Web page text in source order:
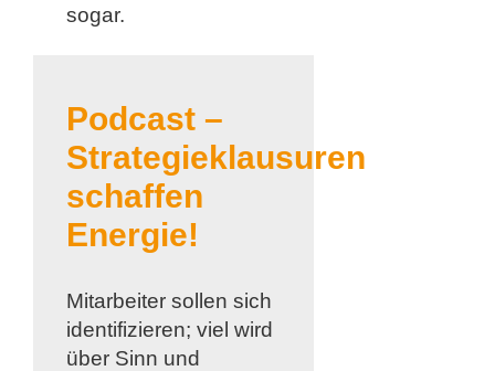
sogar.
Podcast –
Strategieklausuren
schaffen
Energie!
Mitarbeiter sollen sich
identifizieren; viel wird
über Sinn und